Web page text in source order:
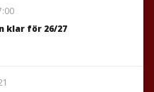
klar för 26/27